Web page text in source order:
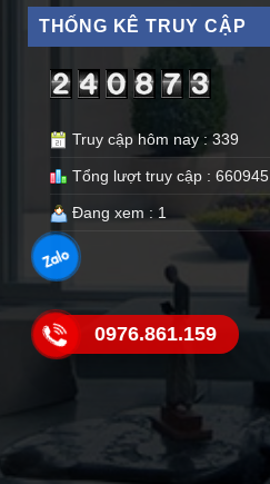
THỐNG KÊ TRUY CẬP
Truy cập hôm nay : 339
Tổng lượt truy cập : 660945
Đang xem : 1
0976.861.159